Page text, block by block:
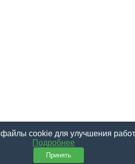
cookie для улучшения
Подробнее
Принять